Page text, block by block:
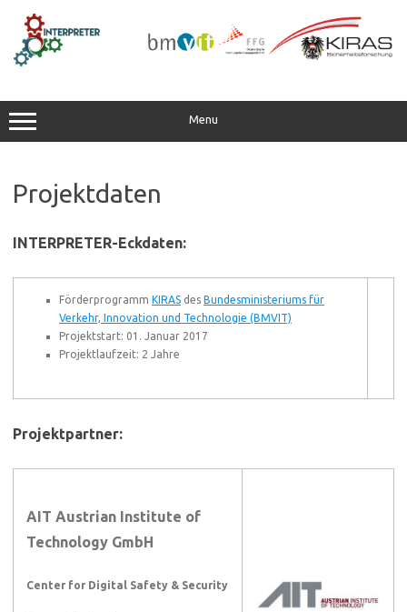
content
Menu
Projektdaten
INTERPRETER-Eckdaten:
Förderprogramm KIRAS des Bundesministeriums für
Verkehr, Innovation und Technologie (BMVIT)
Projektstart: 01. Januar 2017
Projektlaufzeit: 2 Jahre
Projektpartner:
AIT Austrian Institute of
Technology GmbH
Center for Digital Safety & Security